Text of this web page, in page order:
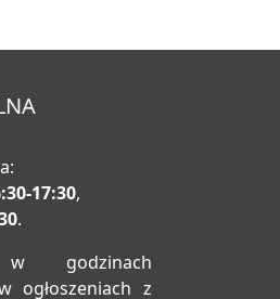
17:30,
.
godzinach
ogłoszeniach z